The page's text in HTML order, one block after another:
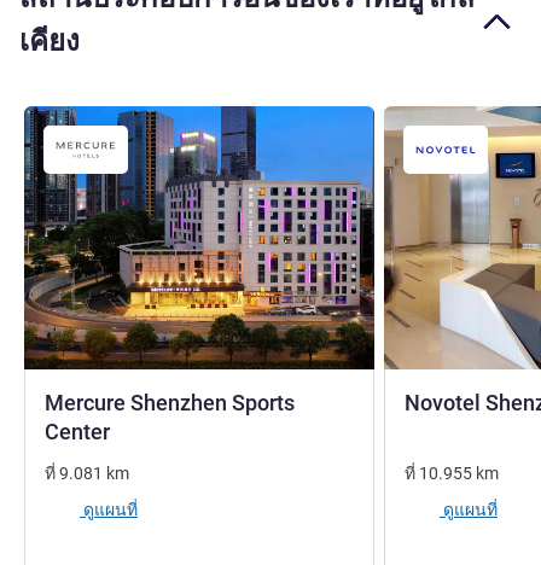
เคียง
Mercure Shenzhen Sports
Center
ที่9.081 km
ดูแผนที่
Novotel
ที่ 10.955 km
ดูแผนที่